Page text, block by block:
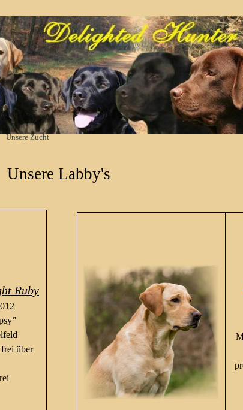
▼
Unsere Zucht
Unsere Labby's
Ruby
über